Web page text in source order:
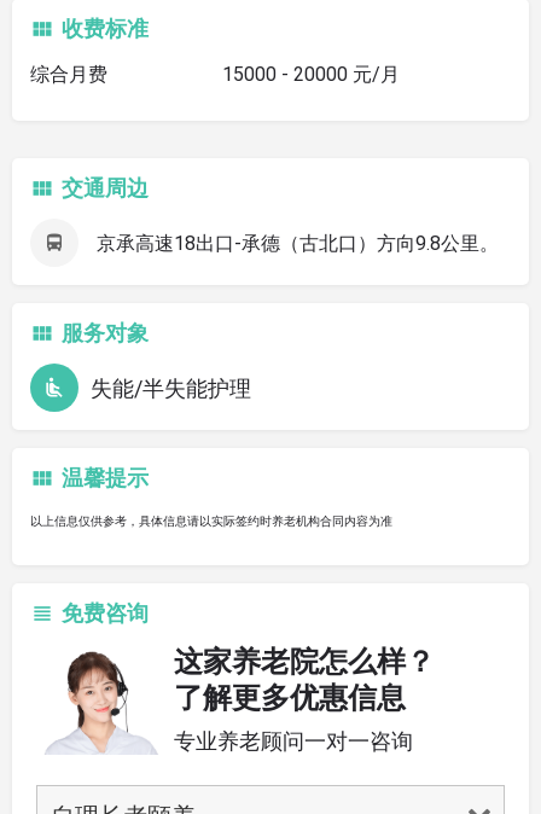
收费标准
综合月费 15000 - 20000 元/月
交通周边
京承高速18出口-承德（古北口）方向9.8公里。
服务对象
失能/半失能护理
温馨提示
以上信息仅供参考，具体信息请以实际签约时养老机构合同内容为准
免费咨询
这家养老院怎么样？
了解更多优惠信息
专业养老顾问一对一咨询